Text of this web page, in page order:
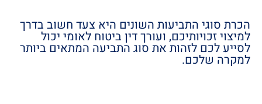
הכרת סוגי התביעות השונים היא צעד חשוב בדרך
למיצוי זכויותיכם, ועורך דין ביטוח לאומי יכול
לסייע לכם לזהות את סוג התביעה המתאים ביותר
למקרה שלכם.